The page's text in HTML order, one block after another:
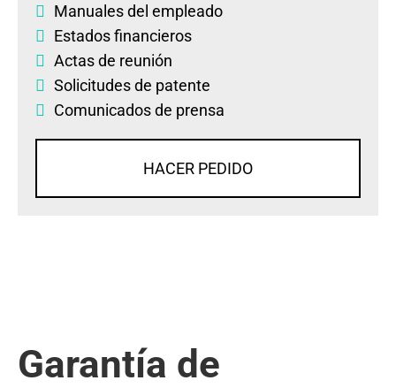
Manuales del empleado
Estados financieros
Actas de reunión
Solicitudes de patente
Comunicados de prensa
HACER PEDIDO
Garantía de